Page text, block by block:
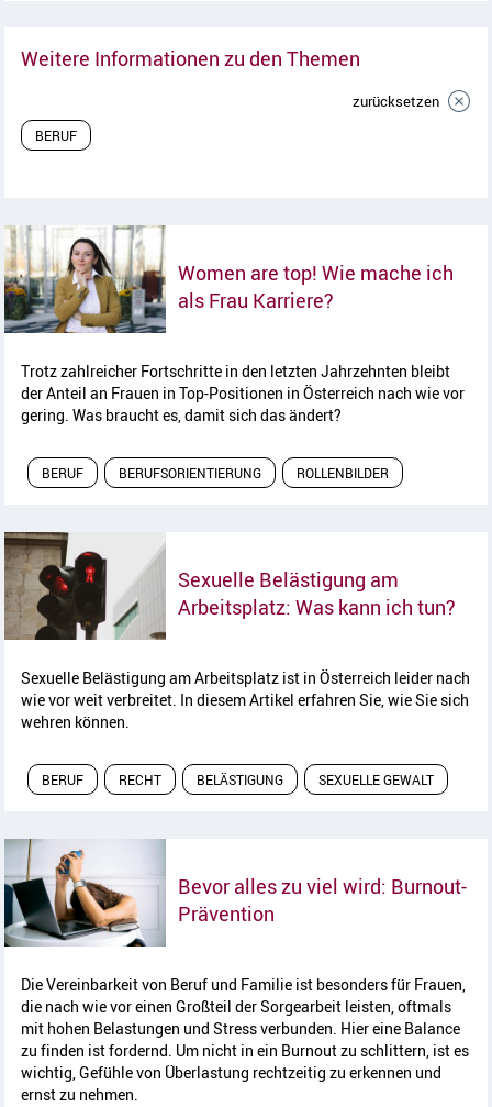
Weitere Informationen zu den Themen
BERUF
zurücksetzen
Women are top! Wie mache ich
als Frau Karriere?Artikel lesen
Trotz zahlreicher Fortschritte in den letzten Jahrzehnten bleibt
der Anteil an Frauen in Top-Positionen in Österreich nach wie vor
gering. Was braucht es, damit sich das ändert?
BERUF BERUFSORIENTIERUNG ROLLENBILDER
Sexuelle Belästigung am
Arbeitsplatz: Was kann ich tun?
Sexuelle Belästigung am Arbeitsplatz ist in Österreich leider nach
wie vor weit verbreitet. In diesem Artikel erfahren Sie, wie Sie sich
wehren können.
BERUF RECHT BELÄSTIGUNG SEXUELLE GEWALT
Bevor alles zu viel wird: Burnout-
PräventionArtikel lesen
Die Vereinbarkeit von Beruf und Familie ist besonders für Frauen,
die nach wie vor einen Großteil der Sorgearbeit leisten, oftmals
mit hohen Belastungen und Stress verbunden. Hier eine Balance
zu finden ist fordernd. Um nicht in ein Burnout zu schlittern, ist es
wichtig, Gefühle von Überlastung rechtzeitig zu erkennen und
ernst zu nehmen.